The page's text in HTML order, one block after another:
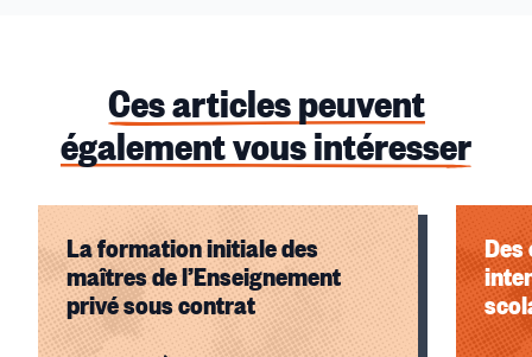
Ces articles peuvent
également vous intéresser
La formation initiale des
maîtres de l’Enseignement
privé sous contrat